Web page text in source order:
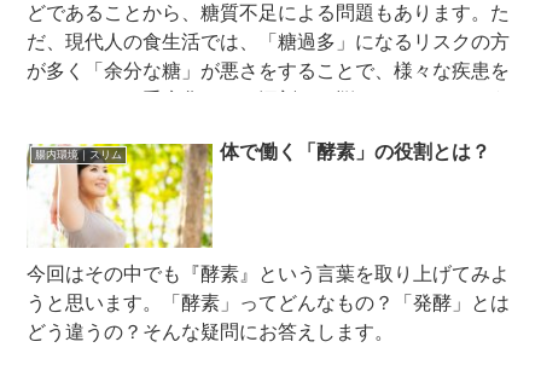
どであることから、糖質不足による問題もあります。た
だ、現代人の食生活では、「糖過多」になるリスクの方
が多く「余分な糖」が悪さをすることで、様々な疾患を
腸内環境｜スリム 体で働く「酵素」の役割とは？
今回はその中でも『酵素』という言葉を取り上げてみよ
うと思います。「酵素」ってどんなもの？「発酵」とは
どう違うの？そんな疑問にお答えします。